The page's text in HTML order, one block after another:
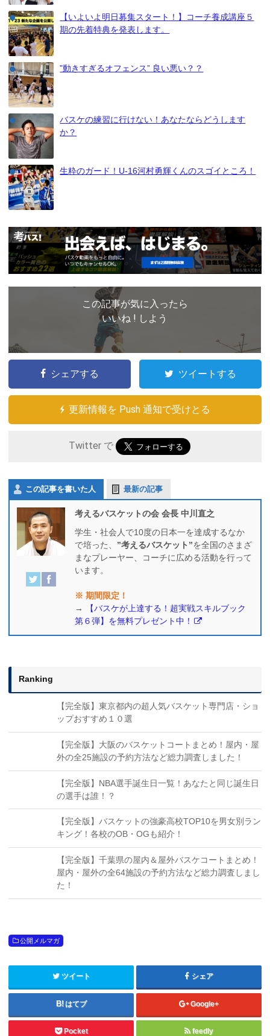
【いよいよ明日募集スタート！】コーチ養成講座５
期の先着特典を発表します。
”動きすぎるオフェンス” 良い悪い？？
バスケの練習に行けない！あなたならどうします
か？
生粋のガード！U-16河村勇輝くんのスゴイところ！
この記事が気に入ったら
いいね ! しよう
シェアする ツイートする
更新情報を Push 通知で受けとる
Twitter で
この記事を書いた人 最新の記事
考えるバスケットの会 会長 中川直之
学生・社会人で10度の日本一を達成するなか
で培った、 ”考えるバスケット”を全国のさまざ
まなプレーヤー、コーチに広める活動を行って
います。
※ 期間限定！
→
【バスケが上達する！超実戦スキルブック
第６弾】を無料プレゼント中！
Ranking
【完全版】東京都内の超人気バスケット専門店・ショ
ップおすすめ１０選
【完全版】大阪のバスケットコートまとめ！屋内・屋
外の全25施設の予約方法など総力調査しました！
【完全版】NBA選手誕生日一覧！あなたと同じ誕生日
の選手は誰！？
【完全版】バスケットの強豪高校TOP10を男女別ラン
キング！各校のOB・OGも紹介！
【完全版】千葉県の屋内＆屋外バスケコートまとめ！
屋内・屋外の全64施設の予約方法など総力調査しまし
た！
公開メルマガ
ツイート シェア
はてブ Google+
Pocket feedly